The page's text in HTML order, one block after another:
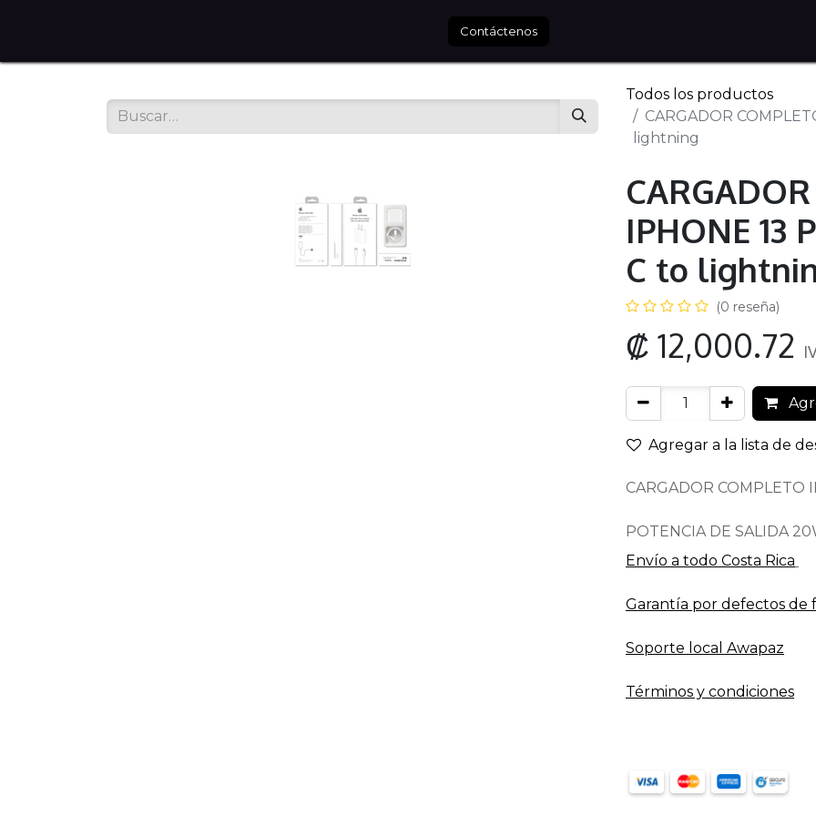
Contáctenos
Todos los productos
CARGADOR
lightning
IPHONE 13
C to
(0 reseña)
₡ 12,000.72
Agregar a la lista de
CARGADOR COMPLETO
POTENCIA DE SALIDA
Envío a todo​ Costa Rica
Garantía por defectos de
Soporte local Awapaz
Términos y condiciones